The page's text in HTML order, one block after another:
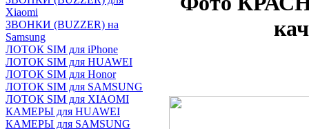
Xiaomi
ЗВОНКИ (BUZZER) на
Samsung
ЛОТОК SIM для iPhone
ЛОТОК SIM для HUAWEI
ЛОТОК SIM для Honor
ЛОТОК SIM для SAMSUNG
ЛОТОК SIM для XIAOMI
КАМЕРЫ для HUAWEI
КАМЕРЫ для SAMSUNG